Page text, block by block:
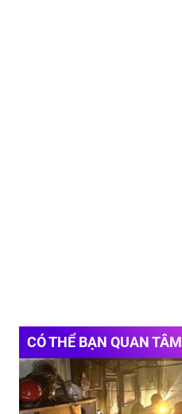
CÓ THỂ BẠN QUAN TÂM